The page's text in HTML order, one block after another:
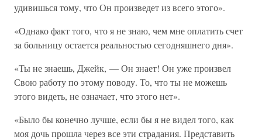
удивишься тому, что Он произведет из всего этого».
«Однако факт того, что я не знаю, чем мне оплатить счет
за больницу остается реальностью сегодняшнего дня».
«Ты не знаешь, Джейк, — Он знает! Он уже произвел
Свою работу по этому поводу. То, что ты не можешь
этого видеть, не означает, что этого нет».
«Было бы конечно лучше, если бы я не видел того, как
моя дочь прошла через все эти страдания. Представить